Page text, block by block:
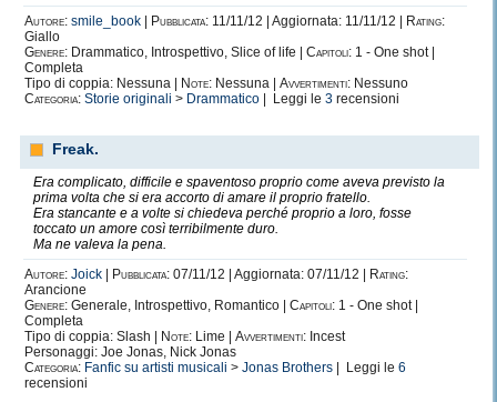
Autore: smile_book Pubblicata: 11/11/12 | Aggiornata: 11/11/12 |
Rating:
Giallo
Genere: Drammatico, Introspettivo, Slice of life | Capitoli: 1 - One shot |
Completa
Tipo di coppia: Nessuna |
Note: Nessuna | Avvertimenti: Nessuno
Categoria: Storie originali > Drammatico | Leggi le 3 recensioni
Freak.
Era complicato, difficile e spaventoso proprio come aveva previsto la
prima volta che si era accorto di amare il proprio fratello.
Era stancante e a volte si chiedeva perché proprio a loro, fosse
toccato un amore così terribilmente duro.
Ma ne valeva la pena.
Autore: Joick Pubblicata: 07/11/12 | Aggiornata: 07/11/12 |
Rating:
Arancione
Genere: Generale, Introspettivo, Romantico | Capitoli: 1 - One shot |
Completa
Tipo di coppia: Slash |
Note: Lime | Avvertimenti: Incest
Personaggi: Joe Jonas, Nick Jonas
Categoria: Fanfic su artisti musicali > Jonas Brothers | Leggi le 6
recensioni